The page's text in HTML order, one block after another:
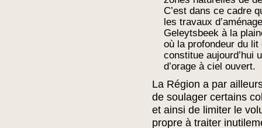
C’est dans ce cadre
les travaux
Geleytsbeek à la
où la profondeur du lit
constitue aujourd’hui
d’orage à ciel ouvert.
La Région a par
de soulager certains
et ainsi de limiter le
propre à traiter